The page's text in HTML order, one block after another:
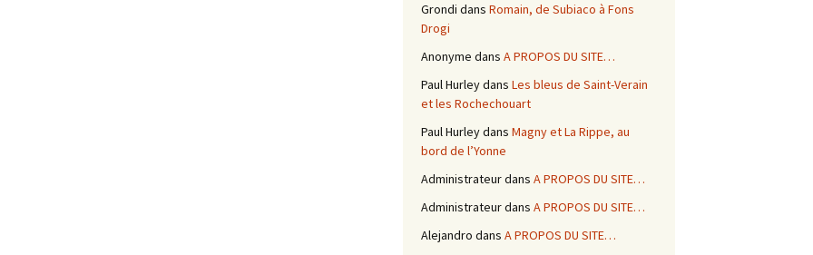
Grondi dans Romain, de Subiaco à Fons
Drogi
Anonyme dans A PROPOS DU SITE…
Paul Hurleydans Les bleus de Saint-Verain
et les Rochechouart
Paul Hurleydans Magny et La Rippe, au
bord de l’Yonne
Administrateurdans A PROPOS DU SITE…
Administrateurdans A PROPOS DU SITE…
Alejandro dans A PROPOS DU SITE…